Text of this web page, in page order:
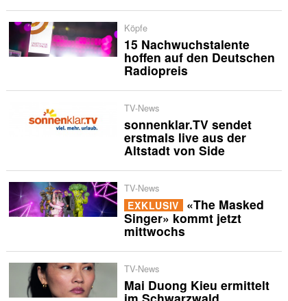
Köpfe
15 Nachwuchstalente
hoffen auf den Deutschen
Radiopreis
TV-News
sonnenklar.TV sendet
erstmals live aus der
Altstadt von Side
TV-News
EXKLUSIV «The Masked
Singer» kommt jetzt
mittwochs
TV-News
Mai Duong Kieu ermittelt